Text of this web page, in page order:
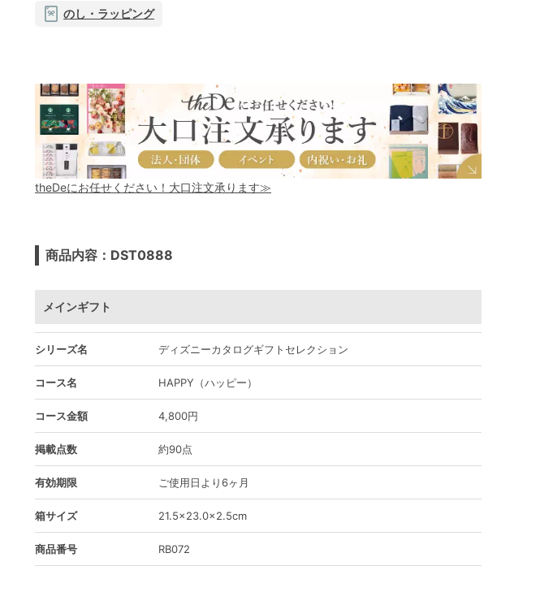
のし・ラッピング
theDeにお任せください！大口注文承ります≫
商品内容：DST0888
メインギフト
シリーズ名 ディズニーカタログギフトセレクション
コース名 HAPPY（ハッピー）
コース金額 4,800円
掲載点数 約90点
有効期限 ご使用日より6ヶ月
箱サイズ 21.5×23.0×2.5cm
商品番号 RB072